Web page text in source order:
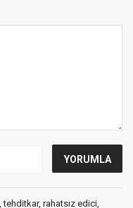
rahatsız edici,